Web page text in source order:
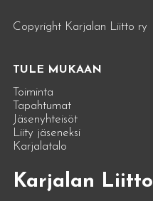
Copyright Karjalan Liitto ry
TULE MUKAAN
Toiminta
Tapahtumat
Jäsenyhteisöt
Liity jäseneksi
Karjalatalo
Karjalan Liitto